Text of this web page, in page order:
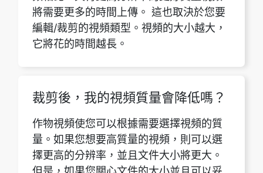
編輯/裁剪的視頻類型。視頻的大小越大，
它將花的時間越長。
作物視頻使您可以根據需要選擇視頻的質
量。如果您想要高質量的視頻，則可以選
擇更高的分辨率，並且文件大小將更大。
但是，如果您關心文件的大小並且可以妥
協的大小，則選擇較小的分辨率。 農作物